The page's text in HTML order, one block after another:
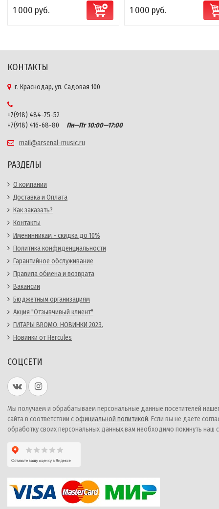
1 000 руб. 1 000 руб.
КОНТАКТЫ
г. Краснодар, ул. Садовая 100
+7(918) 484-75-52
+7(918) 416-68-80
Пн—Пт 10:00—17:00
mail@arsenal-music.ru
РАЗДЕЛЫ
О компании
Доставка и Оплата
Как заказать?
Контакты
Именинникам - скидка до 10%
Политика конфиденциальности
Гарантийное обслуживание
Правила обмена и возврата
Вакансии
Бюджетным организациям
Акция "Отзывчивый клиент"
ГИТАРЫ BROMO. НОВИНКИ 2023.
Новинки от Hercules
СОЦСЕТИ
Мы получаем и обрабатываем персональные данные посетителей
сайта в соответствии софициальной политикой. Если вы не даете
обработку своих персональных данных,вам необходимо покинуть наш